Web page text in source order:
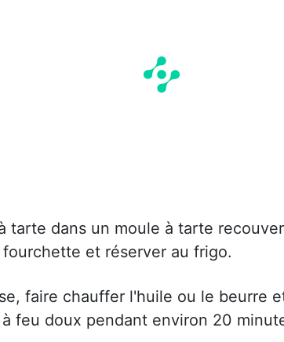
tarte dans un moule à tarte
et réserver au frigo.
faire chauffer l'huile ou le beurre
feu doux pendant environ 20